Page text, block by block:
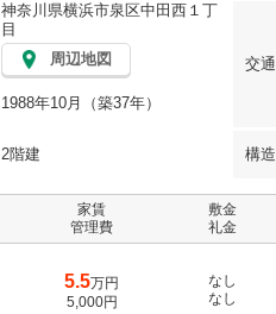
神奈川県横浜市泉区中田西１丁
目
周辺地図
交通
1988年10月（築37年）
2階建 構造
家賃
管理費
敷金
礼金
5.5万円
5,000円
なし
なし